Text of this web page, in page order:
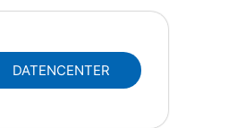
DATENCENTER